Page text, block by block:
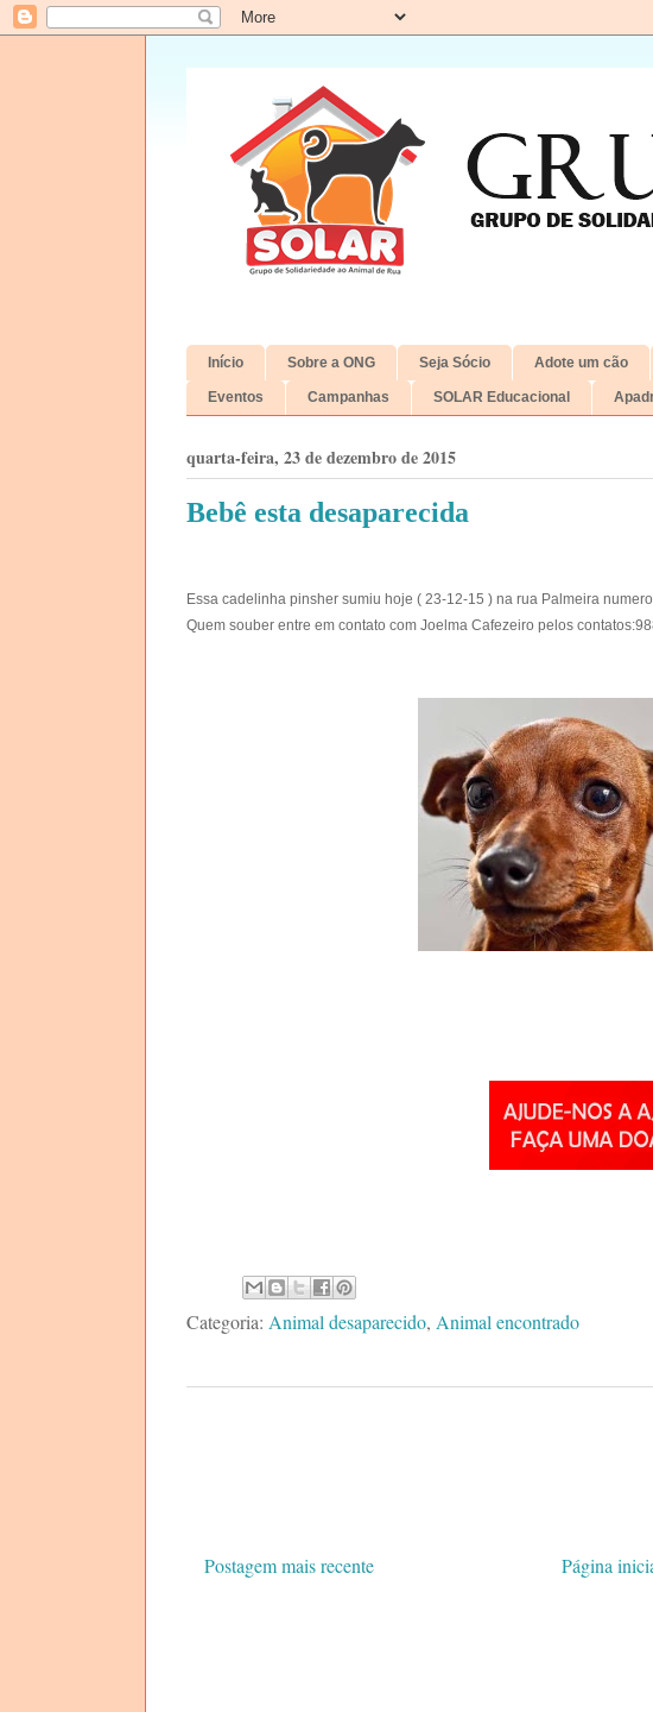
Início Sobre a ONG Seja Sócio Adote um cão
Eventos Campanhas SOLAR Educacional
quarta-feira, 23 de dezembro de 2015
Bebê esta desaparecida
Essa cadelinha pinsher sumiu hoje ( 23-12-15 ) na rua Palmeira
Quem souber entre em contato com Joelma Cafezeiro pelos
Categoria: Animal desaparecido, Animal encontrado
Postagem mais recente Página